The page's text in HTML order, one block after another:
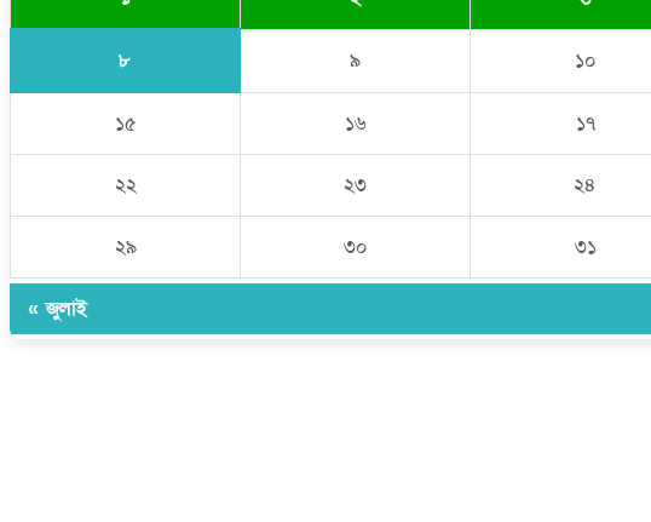
৮ ৯ ১০
১৫ ১৬ ১৭
২২ ২৩ ২৪
২৯ ৩০ ৩১
« জুলাই